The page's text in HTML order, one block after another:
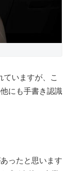
ていますが、こ
にも手書き認識
ったと思います